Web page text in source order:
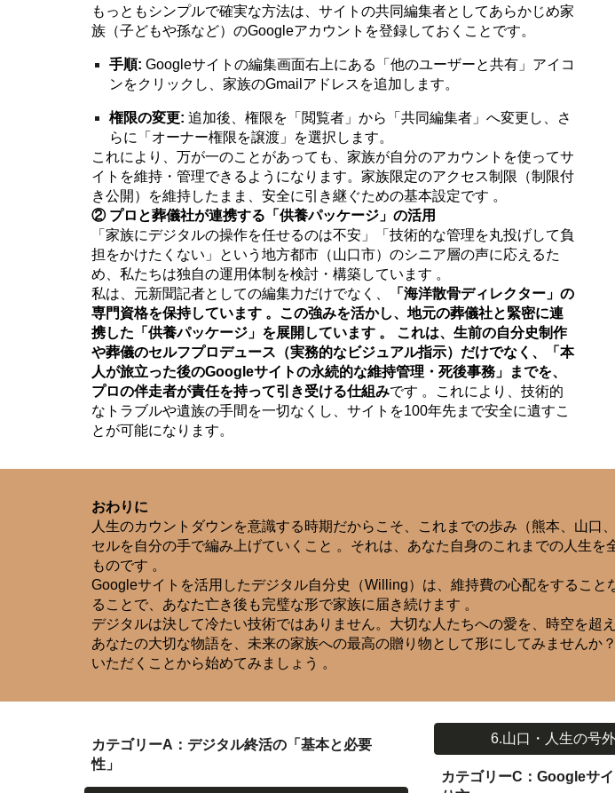
もっともシンプルで確実な方法は、サイトの共同編集者としてあらかじめ家
族（子どもや孫など）のGoogleアカウントを登録しておくことです。
手順: Googleサイトの編集画面右上にある「他のユーザーと共有」アイコ
ンをクリックし、家族のGmailアドレスを追加します。
権限の変更: 追加後、権限を「閲覧者」から「共同編集者」へ変更し、さ
らに「オーナー権限を譲渡」を選択します。
これにより、万が一のことがあっても、家族が自分のアカウントを使ってサ
イトを維持・管理できるようになります。家族限定のアクセス制限（制限付
き公開）を維持したまま、安全に引き継ぐための基本設定です 。
② プロと葬儀社が連携する「供養パッケージ」の活用
「家族にデジタルの操作を任せるのは不安」「技術的な管理を丸投げして負
担をかけたくない」という地方都市（山口市）のシニア層の声に応えるた
め、私たちは独自の運用体制を検討・構築しています 。
私は、元新聞記者としての編集力だけでなく、
「海洋散骨ディレクター」の
専門資格を保持しています 。この強みを活かし、地元の葬儀社と緊密に連
携した「供養パッケージ」を展開しています 。 これは、生前の自分史制作
や葬儀のセルフプロデュース（実務的なビジュアル指示）だけでなく、「本
人が旅立った後のGoogleサイトの永続的な維持管理・死後事務」までを、
プロの伴走者が責任を持って引き受ける仕組みです 。これにより、技術的
なトラブルや遺族の手間を一切なくし、サイトを100年先まで安全に遺すこ
とが可能になります。
おわりに
人生のカウントダウンを意識する時期だからこそ、これまでの歩み（熊本、山
セルを自分の手で編み上げていくこと 。それは、あなた自身のこれまでの人生
ものです 。
Googleサイトを活用したデジタル自分史（Willing）は、維持費の心配をするこ
ることで、あなた亡き後も完璧な形で家族に届き続けます 。
デジタルは決して冷たい技術ではありません。大切な人たちへの愛を、時空を超
あなたの大切な物語を、未来の家族への最高の贈り物として形にしてみません
いただくことから始めてみましょう 。
カテゴリーA：デジタル終活の「基本と必要
性」
6.山口・人生の号
カテゴリーC：Googleサ